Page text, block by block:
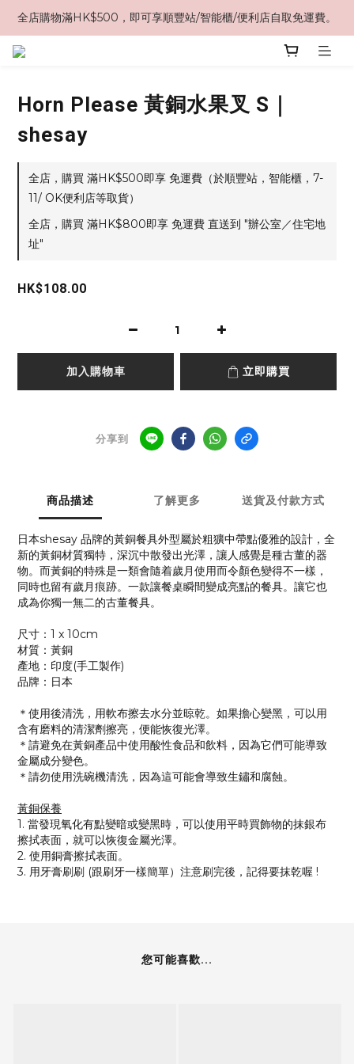
全店購物滿HK$500，即可享順豐站/智能櫃/便利店自取免運費。
Horn Please 黃銅水果叉 S｜
shesay
全店，購買 滿HK$500即享 免運費（於順豐站，智能櫃，7-
11/ OK便利店等取貨）
全店，購買 滿HK$800即享 免運費 直送到 "辦公室／住宅地
址"
HK$108.00
加入購物車 立即購買
分享到
商品描述 了解更多 送貨及付款方式
日本shesay 品牌的黃銅餐具外型屬於粗獷中帶點優雅的設計，全
新的黃銅材質獨特，深沉中散發出光澤，讓人感覺是種古董的器
物。而黃銅的特殊是一類會隨着歲月使用而令顏色變得不一樣，
同時也留有歲月痕跡。一款讓餐桌瞬間變成亮點的餐具。讓它也
成為你獨一無二的古董餐具。
尺寸：1 x 10cm
材質：黃銅
產地：印度(手工製作)
品牌：日本
＊使用後清洗，用軟布擦去水分並晾乾。如果擔心變黑，可以用
含有磨料的清潔劑擦亮，便能恢復光澤。
＊請避免在黃銅產品中使用酸性食品和飲料，因為它們可能導致
金屬成分變色。
＊請勿使用洗碗機清洗，因為這可能會導致生鏽和腐蝕。
黃銅保養
1. 當發現氧化有點變暗或變黑時，可以使用平時買飾物的抹銀布
擦拭表面，就可以恢復金屬光澤。
2. 使用銅膏擦拭表面。
3. 用牙膏刷刷 (跟刷牙一樣簡單）注意刷完後，記得要抹乾喔 !
您可能喜歡...